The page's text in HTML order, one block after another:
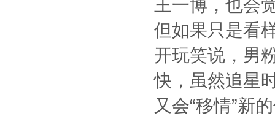
王一博，也会
但如果只是看
开玩笑说，男
快，虽然追星
又会“移情”新